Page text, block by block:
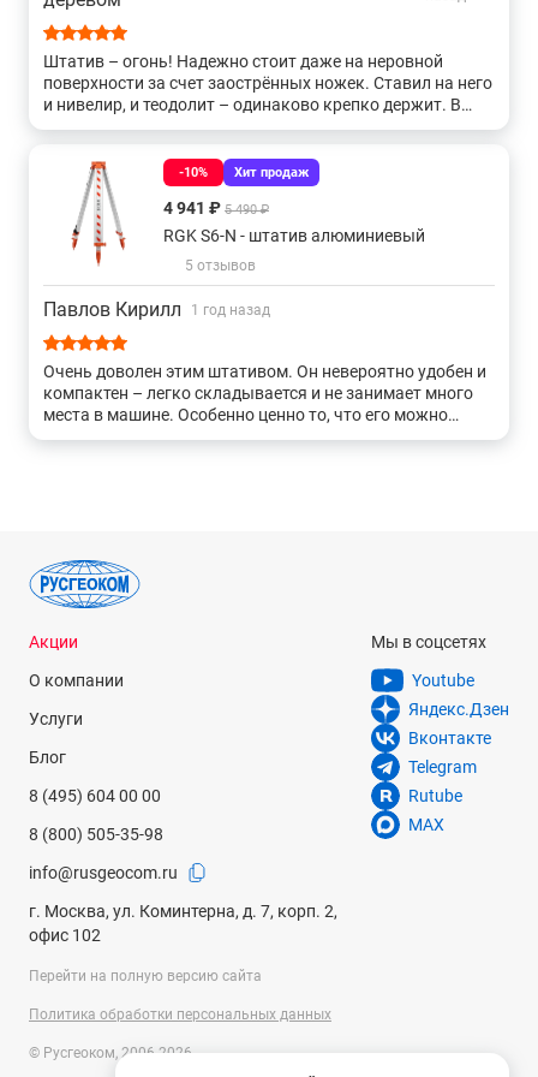
консультацию специалистов вы можете в нашем
по телефону или непосредственно на сайте с помощью
формы обратной связи или онлайн-консультанта.
Штатив – огонь! Надежно стоит даже на неровной
поверхности за счет заострённых ножек. Ставил на него
и нивелир, и теодолит – одинаково крепко держит. В
общем все полностью устраивает
-10% Хит продаж
4 941 ₽ 5 490 ₽
RGK S6-N - штатив алюминиевый
5 отзывов
Павлов Кирилл 1 год назад
Очень доволен этим штативом. Он невероятно удобен и
компактен – легко складывается и не занимает много
места в машине. Особенно ценно то, что его можно
затянуть ремнем, что делает транспортировку еще
Акции
О компании
Услуги
Блог
8 (495) 604 00 00
8 (800) 505-35-98
info@rusgeocom.ru
г. Москва, ул. Коминтерна, д. 7, корп. 2,
офис 102
Мы в соцсетях
Youtube
Яндекс.Дзен
Вконтакте
Telegram
Rutube
MAX
Перейти на полную версию сайта
Политика обработки персональных данных
© Русгеоком, 2006-2026